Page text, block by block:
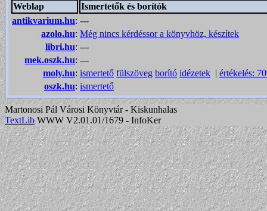
Weblap
Ismertetők és borítók
antikvarium.hu: ---
azolo.hu: Még nincs kérdéssor a könyvhöz, készítek
libri.hu: ---
mek.oszk.hu: ---
moly.hu: ismertető fülszöveg borító idézetek | értékelés:
oszk.hu: ismertető
Martonosi Pál Városi Könyvtár - Kiskunhalas
TextLib WWW V2.01.01/1679 - InfoKer